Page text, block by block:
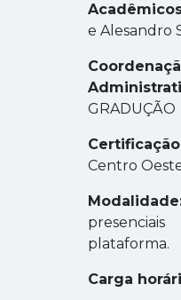
e Alesandro
GRADUÇÃO
Centro
plataforma.
Carga